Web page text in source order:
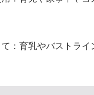
：育乳やバストラ